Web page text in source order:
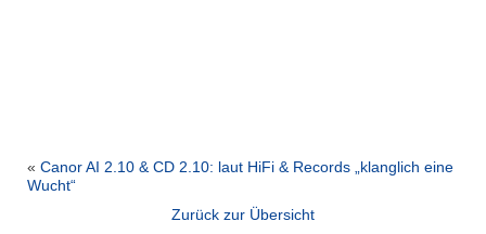
« Canor AI 2.10 & CD 2.10: laut HiFi & Records „klanglich eine
Wucht“
Zurück zur Übersicht